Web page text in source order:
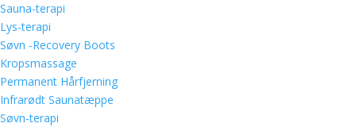
Sauna-terapi
Lys-terapi
Søvn -Recovery Boots
Kropsmassage
Permanent Hårfjerning
Infrarødt Saunatæppe
Søvn-terapi